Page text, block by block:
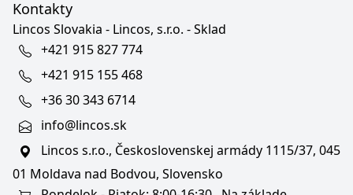
Kontakty
Lincos Slovakia - Lincos, s.r.o. - Sklad
+421 915 827 774
+421 915 155 468
+36 30 343 6714
info@lincos.sk
Lincos s.r.o., Československej armády 1115/37, 045
01 Moldava nad Bodvou, Slovensko